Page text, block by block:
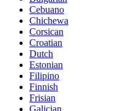
Cebuano
Chichewa
Corsican
Croatian
Dutch
Estonian
Filipino
Finnish
Frisian
Galician